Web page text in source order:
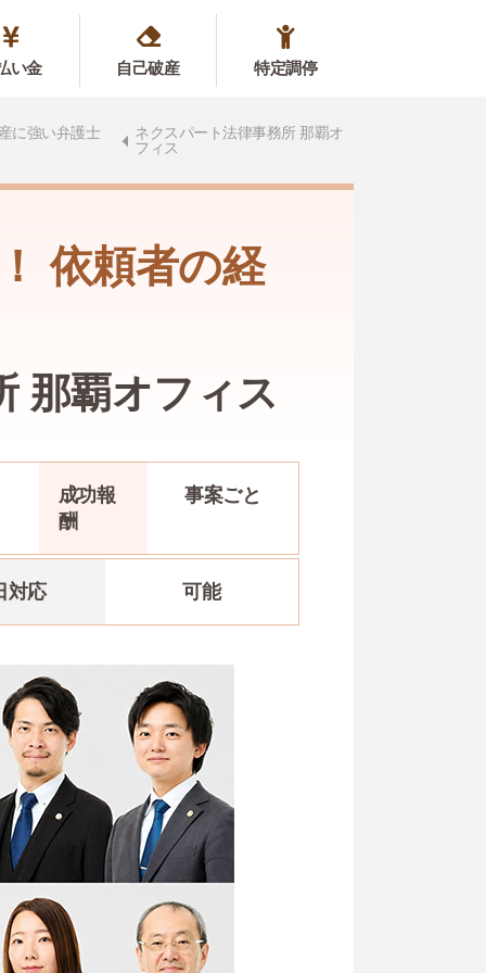
い金 自己破産 特定調停
に強い弁護士
ネクスパート法律事務所 那覇オ
フィス
依頼者の経
那覇オフィス
成功報
酬
事案ごと
対応 可能